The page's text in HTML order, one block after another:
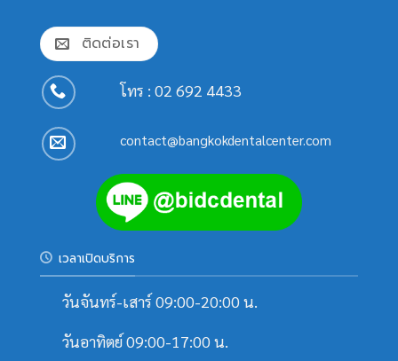
ติดต่อเรา
โทร : 02 692 4433
contact@bangkokdentalcenter.com
เวลาเปิดบริการ
วันจันทร์-เสาร์ 09:00-20:00 น.
วันอาทิตย์ 09:00-17:00 น.